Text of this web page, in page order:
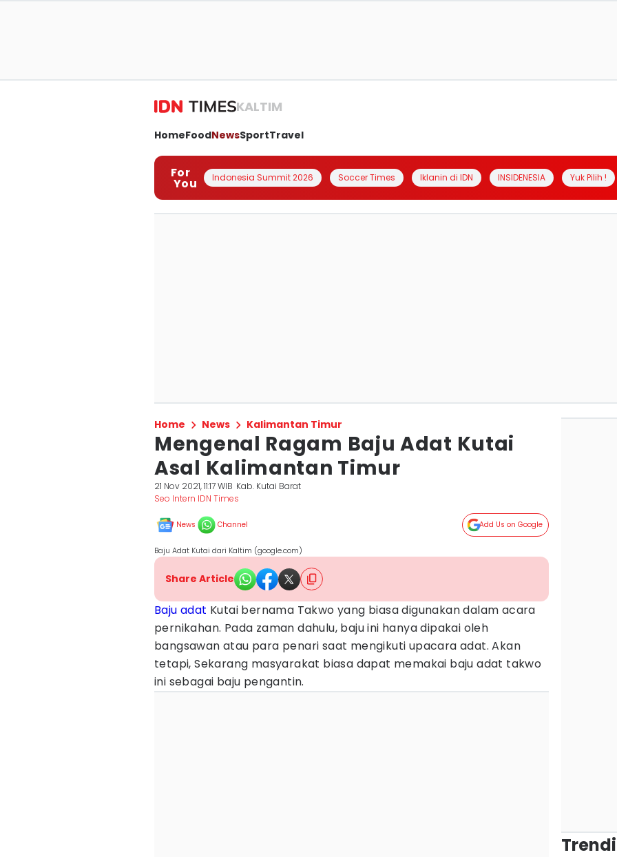
KALTIM
HomeFoodNewsSportTravel
For
You Indonesia Summit 2026 Soccer Times Iklanin di IDN INSIDENESIA Yuk Pilih !
Home News Kalimantan Timur
Mengenal Ragam Baju Adat Kutai
Asal Kalimantan Timur
21 Nov 2021, 11:17 WIB Kab. Kutai Barat
Seo Intern IDN Times
News Channel Add Us on Google
Baju Adat Kutai dari Kaltim (google.com)
Share Article
Baju adat Kutai bernama Takwo yang biasa digunakan dalam acara
pernikahan. Pada zaman dahulu, baju ini hanya dipakai oleh
bangsawan atau para penari saat mengikuti upacara adat. Akan
tetapi, Sekarang masyarakat biasa dapat memakai baju adat takwo
ini sebagai baju pengantin.